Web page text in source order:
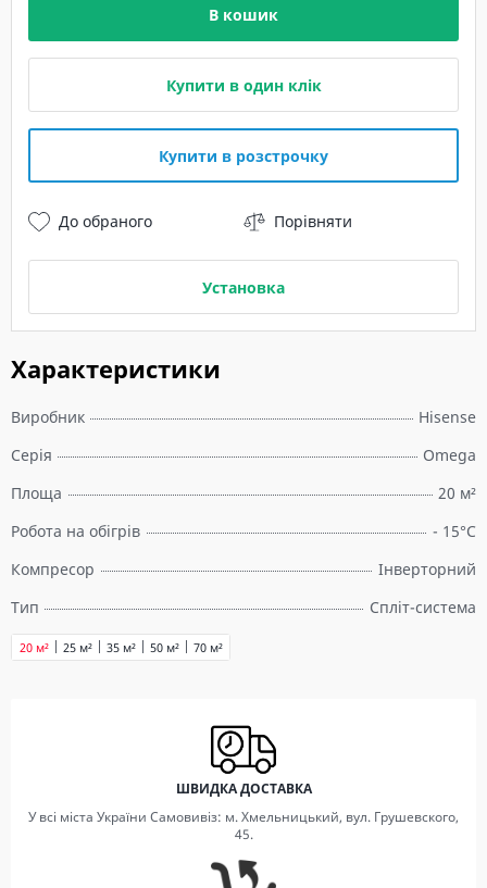
Характеристики
Виробник
Hisense
Серія
Omega
Площа
20 м²
Робота на обігрів
- 15°C
Компресор
Інверторний
Тип
Спліт-система
20 м² 25 м² 35 м² 50 м² 70 м²
В кошик
Купити в один клік
Купити в розстрочку
До обраного Порівняти
Установка
ШВИДКА ДОСТАВКА
У всі міста України Самовивіз: м. Хмельницький, вул. Грушевского,
45.